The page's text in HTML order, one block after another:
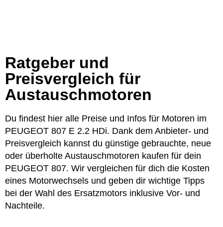
Ratgeber und
Preisvergleich für
Austauschmotoren
Du findest hier alle Preise und Infos für Motoren im
PEUGEOT 807 E 2.2 HDi. Dank dem Anbieter- und
Preisvergleich kannst du günstige gebrauchte, neue
oder überholte Austauschmotoren kaufen für dein
PEUGEOT 807. Wir vergleichen für dich die Kosten
eines Motorwechsels und geben dir wichtige Tipps
bei der Wahl des Ersatzmotors inklusive Vor- und
Nachteile.